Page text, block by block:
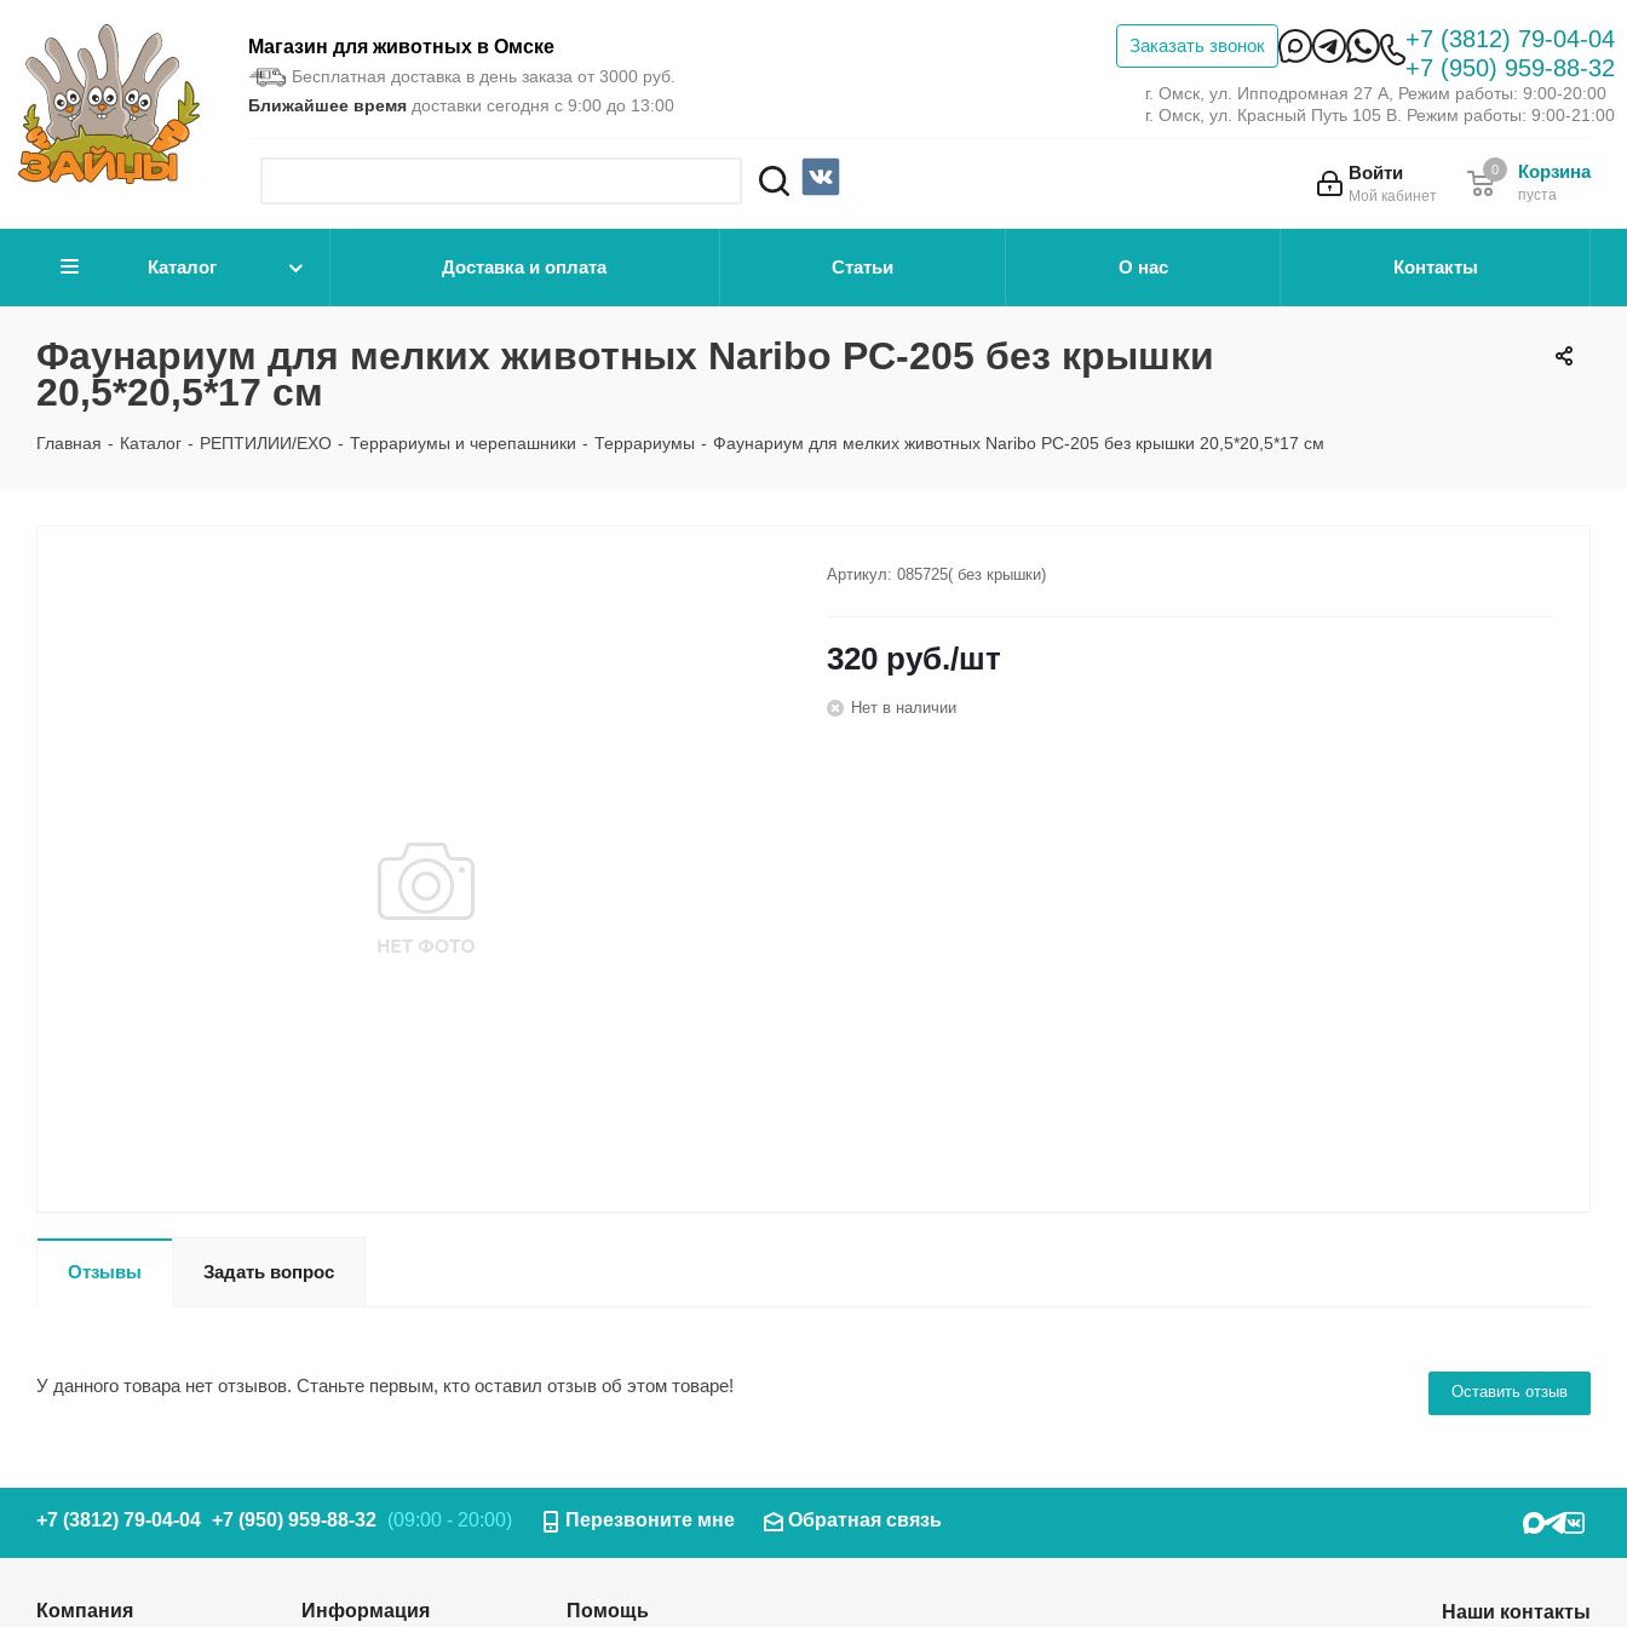
Магазин для животных в Омске
Бесплатная доставка в день заказа от 3000 руб.
Ближайшее время доставки сегодня с 9:00 до 13:00
Заказать звонок
+7 (3812) 79-04-04
+7 (950) 959-88-32
г. Омск, ул. Ипподромная 27 А, Режим работы: 9:00-20:00
г. Омск, ул. Красный Путь 105 В. Режим работы: 9:00-21:00
Войти
Мой кабинет
Корзина
пуста
0
Каталог Доставка и оплата Статьи О нас Контакты
Фаунариум для мелких животных Naribo PC-205 без крышки
20,5*20,5*17 см
Главная - Каталог - РЕПТИЛИИ/EXO - Террариумы и черепашники - Террариумы - Фаунариум для мелких животных Naribo PC-205 без крышки 20,5*20,5*17 см
Артикул: 085725( без крышки)
320 руб./шт
Нет в наличии
Отзывы Задать вопрос
Оставить отзыв
У данного товара нет отзывов. Станьте первым, кто оставил отзыв об этом товаре!
+7 (3812) 79-04-04 +7 (950) 959-88-32 (09:00 - 20:00) Перезвоните мне Обратная связь
Компания Информация Помощь Наши контакты